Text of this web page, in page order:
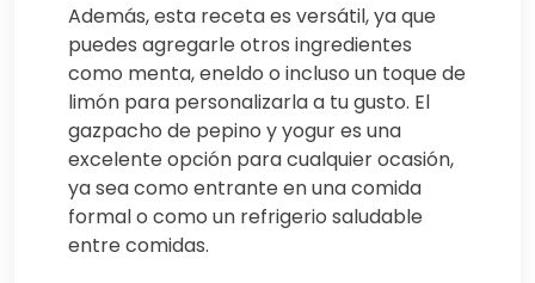
Además, esta receta es versátil, ya que
puedes agregarle otros ingredientes
como menta, eneldo o incluso un toque de
limón para personalizarla a tu gusto. El
gazpacho de pepino y yogur es una
excelente opción para cualquier ocasión,
ya sea como entrante en una comida
formal o como un refrigerio saludable
entre comidas.